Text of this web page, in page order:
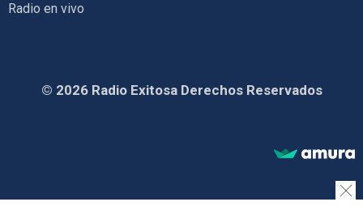
Radio en vivo
© 2026 Radio Exitosa Derechos Reservados